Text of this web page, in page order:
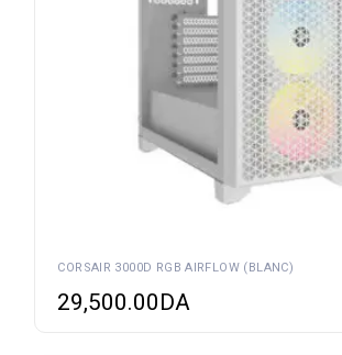
CORSAIR 3000D RGB AIRFLOW (BLANC)
29,500.00DA